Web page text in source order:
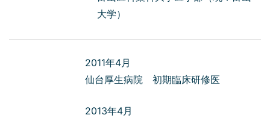
大学）
2011年4月
仙台厚生病院 初期臨床研修医
2013年4月